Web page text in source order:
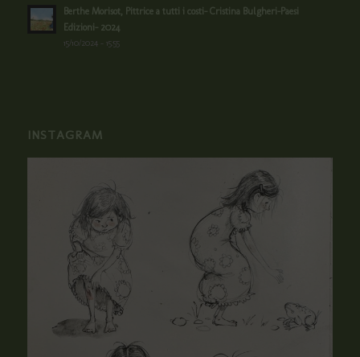
Berthe Morisot, Pittrice a tutti i costi- Cristina Bulgheri-Paesi
Edizioni- 2024
15/10/2024 - 15:55
INSTAGRAM